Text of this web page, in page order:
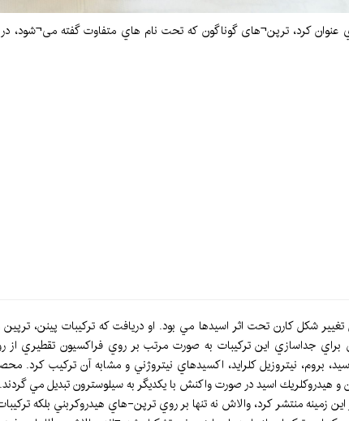
شكل كارن تحت اثر اسيدها مي بود. او دريافت كه تركيبات پينن، ترپين
جداسازي اين تركيبات به صورت مرتب بر روي فراكسيون تقطيري
بروم، نيتروزيل كلرايد، اكسيدهاي نيتروژني و مشابه آن تركيب
اين زمينه منتشر كرد، والاش نه تنها بر روي ترپن-هاي هيدروكربني بلكه